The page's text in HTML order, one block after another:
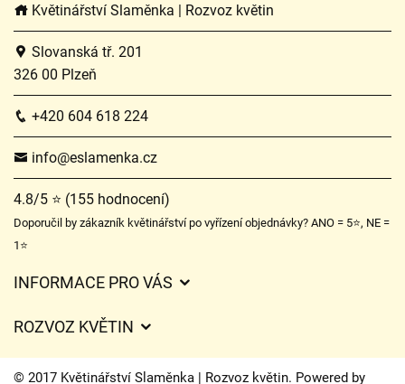
Květinářství Slaměnka | Rozvoz květin
Slovanská tř. 201
326 00 Plzeň
+420 604 618 224
info@eslamenka.cz
4.8/5 ⭐ (155 hodnocení)
Doporučil by zákazník květinářství po vyřízení objednávky? ANO = 5⭐, NE =
1⭐
INFORMACE PRO VÁS
Ochrana osobních údajů
ROZVOZ KVĚTIN
Ceny za doručení
© 2017 Květinářství Slaměnka | Rozvoz květin. Powered by